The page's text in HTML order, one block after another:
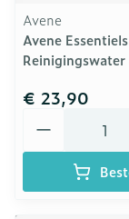
Avene
Avene
€ 23,90